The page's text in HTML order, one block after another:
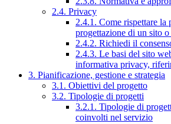
2.4. Privacy
2.4.1. Come rispettare la
progettazione di un sito
2.4.2. Richiedi il
2.4.3. Le basi del sito
informativa privacy,
3. Pianificazione, gestione e strategia
3.1. Obiettivi del progetto
3.2. Tipologie di progetti
3.2.1. Tipologie di
coinvolti nel servizio